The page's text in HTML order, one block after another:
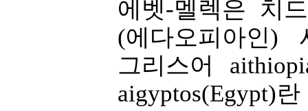
에벳-멜렉은 치
(에다오피아인)
그리스어
aigyptos(Egypt)